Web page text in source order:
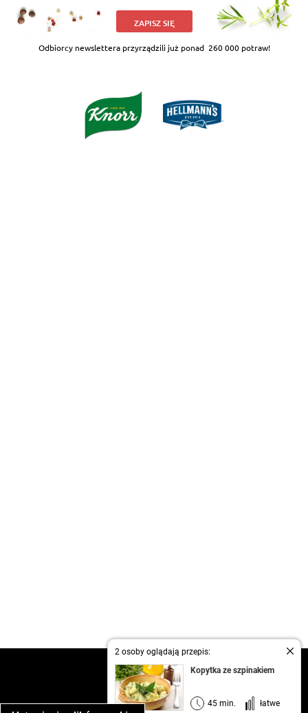
2 osoby oglądają przepis:
Kopytka ze szpinakiem
45 min. łatwe
ZAPISZ SIĘ
Odbiorcy newslettera przyrządzili już ponad 260 000 potraw!
kontakt
regulamin
informacja o prywatności